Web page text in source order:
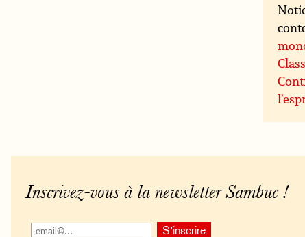
Inscrivez-vous à la newsletter Sambuc !